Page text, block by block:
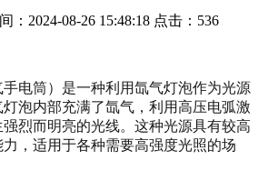
：2024-08-26 15:48:18 点击：536
电筒）是一种利用氙气灯泡作为光源
泡内部充满了氙气，利用高压电弧激
烈而明亮的光线。这种光源具有较高
，适用于各种需要高强度光照的场